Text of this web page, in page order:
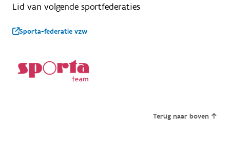
Lid van volgende sportfederaties
Sporta-federatie vzw
Terug naar boven